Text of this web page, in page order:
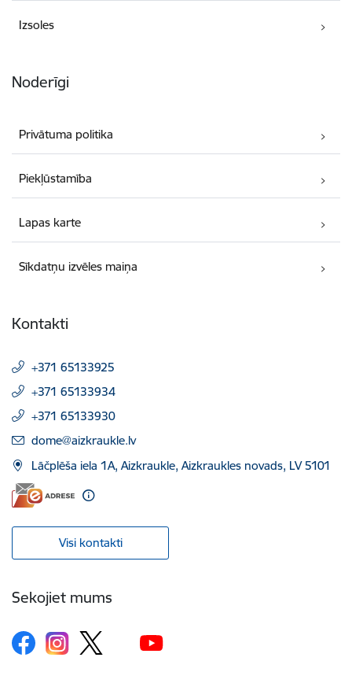
Izsoles
Noderīgi
Privātuma politika
Piekļūstamība
Lapas karte
Sīkdatņu izvēles maiņa
Kontakti
+371 65133925
+371 65133934
+371 65133930
E-pasts:
dome@aizkraukle.lv
Lāčplēša iela 1A, Aizkraukle, Aizkraukles novads, LV 5101
Visi kontakti
Sekojiet mums